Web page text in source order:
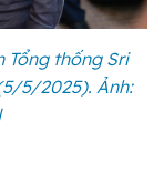
Tổng thống Sri
5/2025). Ảnh: